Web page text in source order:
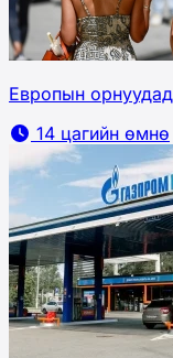
Европын
14 цагийн өмнө